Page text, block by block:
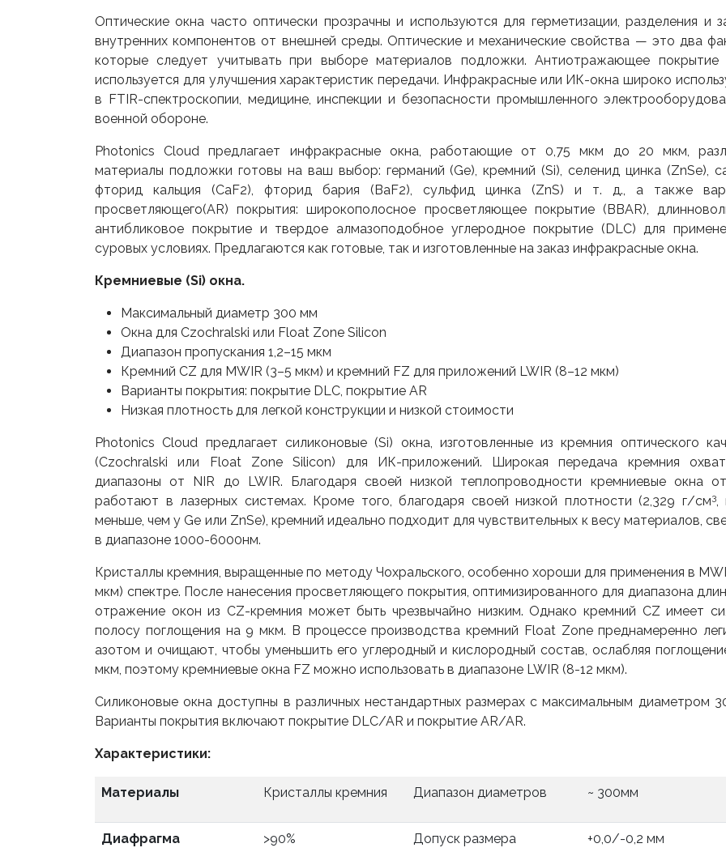
Оптические окна часто оптически прозрачны и используются для герметизации, разделения и
внутренних компонентов от внешней среды. Оптические и механические свойства — это два
которые следует учитывать при выборе материалов подложки. Антиотражающее покрытие
используется для улучшения характеристик передачи. Инфракрасные или ИК-окна широко
в FTIR-спектроскопии, медицине, инспекции и безопасности промышленного
военной обороне.
Photonics Cloud предлагает инфракрасные окна, работающие от 0,75 мкм до 20 мкм,
материалы подложки готовы на ваш выбор: германий (Ge), кремний (Si), селенид цинка (ZnSe),
фторид кальция (CaF2), фторид бария (BaF2), сульфид цинка (ZnS) и т. д., а также
просветляющего(AR) покрытия: широкополосное просветляющее покрытие (BBAR),
антибликовое покрытие и твердое алмазоподобное углеродное покрытие (DLC) для
суровых условиях. Предлагаются как готовые, так и изготовленные на заказ инфракрасные окна.
Кремниевые (Si) окна.
Максимальный диаметр 300 мм
Окна для Czochralski или Float Zone Silicon
Диапазон пропускания 1,2–15 мкм
Кремний CZ для MWIR (3–5 мкм) и кремний FZ для приложений LWIR (8–12 мкм)
Варианты покрытия: покрытие DLC, покрытие AR
Низкая плотность для легкой конструкции и низкой стоимости
Photonics Cloud предлагает силиконовые (Si) окна, изготовленные из кремния оптического
(Czochralski или Float Zone Silicon) для ИК-приложений. Широкая передача кремния
диапазоны от NIR до LWIR. Благодаря своей низкой теплопроводности кремниевые окна
работают в лазерных системах. Кроме того, благодаря своей низкой плотности (2,329 г/см3,
меньше, чем у Ge или ZnSe), кремний идеально подходит для чувствительных к весу материалов,
в диапазоне 1000-6000нм.
Кристаллы кремния, выращенные по методу Чохральского, особенно хороши для применения в
мкм) спектре. После нанесения просветляющего покрытия, оптимизированного для диапазона
отражение окон из CZ-кремния может быть чрезвычайно низким. Однако кремний CZ имеет
полосу поглощения на 9 мкм. В процессе производства кремний Float Zone преднамеренно
азотом и очищают, чтобы уменьшить его углеродный и кислородный состав, ослабляя
мкм, поэтому кремниевые окна FZ можно использовать в диапазоне LWIR (8-12 мкм).
Силиконовые окна доступны в различных нестандартных размерах с максимальным диаметром
Варианты покрытия включают покрытие DLC/AR и покрытие AR/AR.
Характеристики:
Материалы Кристаллы кремния Диапазон диаметров ~ 300мм
Диафрагма >90% Допуск размера +0,0/-0,2 мм